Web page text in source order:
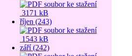
3171 kB
říjen (243)
1543 kB
září (242)